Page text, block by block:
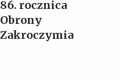
86. rocznica
Obrony
Zakroczymia